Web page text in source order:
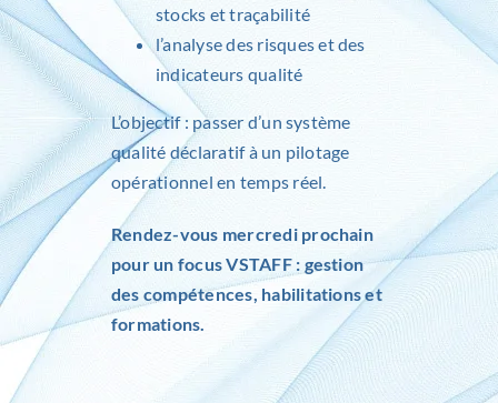
stocks et traçabilité
l’analyse des risques et des
indicateurs qualité
L’objectif : passer d’un système
qualité déclaratif à un pilotage
opérationnel en temps réel.
Rendez-vous mercredi prochain
pour un focus VSTAFF : gestion
des compétences, habilitations et
formations.